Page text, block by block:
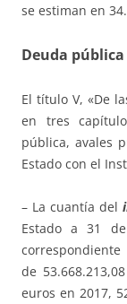
se estiman en
Deuda pública
El título V, «De
en tres
pública, avales
Estado con el
– La cuantía del
Estado a 31
de
euros en 2017,